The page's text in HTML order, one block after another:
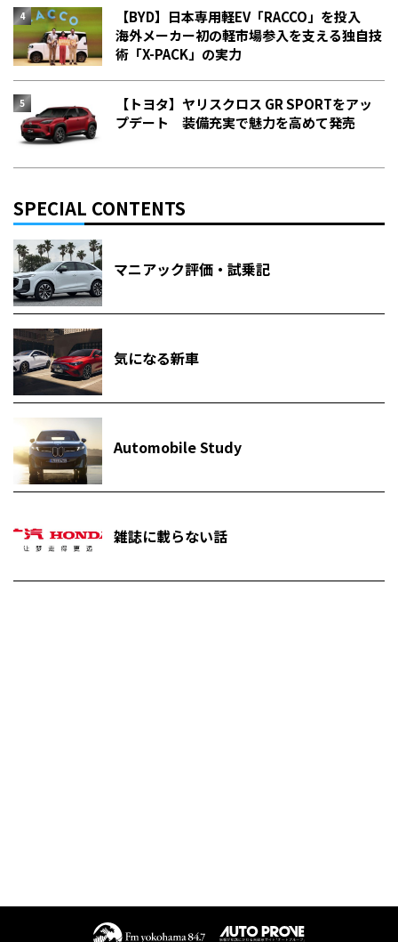
【BYD】日本専用軽EV「RACCO」を投入
海外メーカー初の軽市場参入を支える独自技
術「X-PACK」の実力
【トヨタ】ヤリスクロス GR SPORTをアッ
プデート 装備充実で魅力を高めて発売
SPECIAL CONTENTS
マニアック評価・試乗記
気になる新車
Automobile Study
雑誌に載らない話